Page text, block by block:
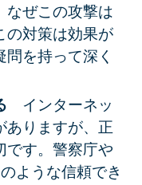
なぜこの攻撃は
の対策は効果が
を持って深く
インターネッ
ありますが、正
です。警察庁や
ような信頼でき